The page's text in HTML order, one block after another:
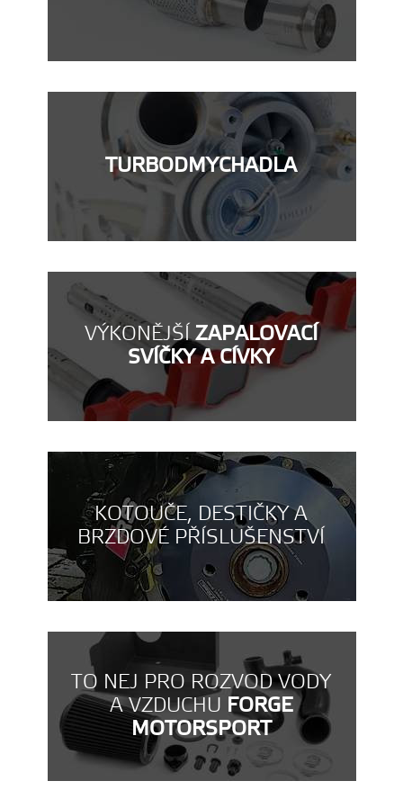
TURBODMYCHADLA
VÝKONĚJŠÍZAPALOVACÍ
SVÍČKY A CÍVKY
KOTOUČE, DESTIČKY A
BRZDOVÉ PŘÍSLUŠENSTVÍ
TO NEJ PRO ROZVOD VODY
A VZDUCHU FORGE
MOTORSPORT